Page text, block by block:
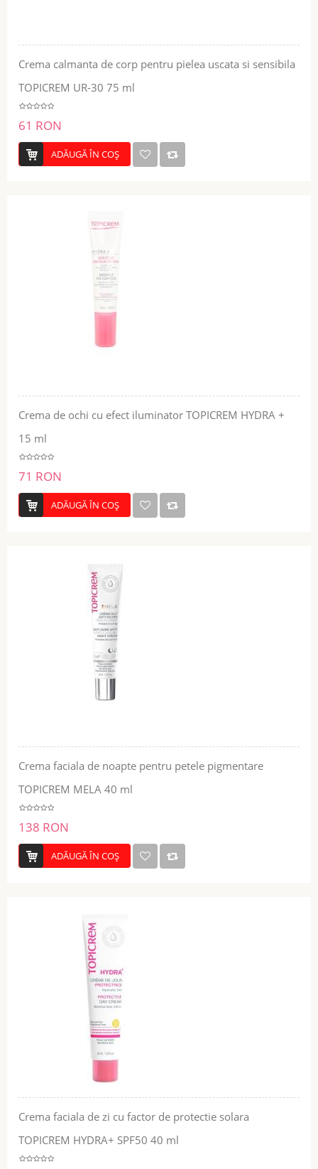
Crema calmanta de corp pentru pielea uscata si sensibila
TOPICREM UR-30 75 ml
61 RON
ADĂUGĂ ÎN COŞ
Crema de ochi cu efect iluminator TOPICREM HYDRA +
15 ml
71 RON
ADĂUGĂ ÎN COŞ
Crema faciala de noapte pentru petele pigmentare
TOPICREM MELA 40 ml
138 RON
ADĂUGĂ ÎN COŞ
Crema faciala de zi cu factor de protectie solara
TOPICREM HYDRA+ SPF50 40 ml